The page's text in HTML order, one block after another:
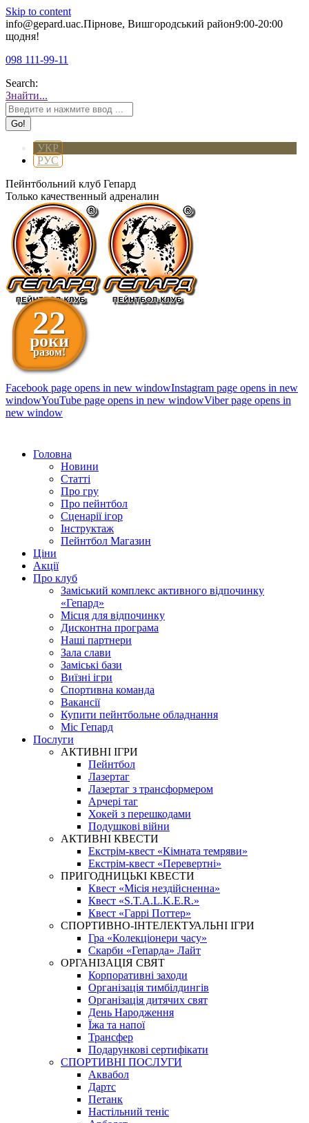
Skip to content
info@gepard.uaс.Пірнове, Вишгородський район9:00-20:00
щодня!
098 111-99-11
Search:
Знайти...
УКР
РУС
Пейнтбольний клуб Гепард
Только качественный адреналин
22
роки
разом!
Facebook page opens in new windowInstagram page opens in new
windowYouTube page opens in new windowViber page opens in
new window
Головна
Новини
Статті
Про гру
Про пейнтбол
Сценарії ігор
Інструктаж
Пейнтбол Магазин
Ціни
Акції
Про клуб
Заміський комплекс активного відпочинку
«Гепард»
Місця для відпочинку
Дисконтна програма
Наші партнери
Зала слави
Заміські бази
Виїзні ігри
Спортивна команда
Вакансії
Купити пейнтбольне обладнання
Міс Гепард
Послуги
АКТИВНІ ІГРИ
Пейнтбол
Лазертаг
Лазертаг з трансформером
Арчері таг
Хокей з перешкодами
Подушкові війни
АКТИВНІ КВЕСТИ
Екстрім-квест «Кімната темряви»
Екстрім-квест «Перевертні»
ПРИГОДНИЦЬКІ КВЕСТИ
Квест «Місія нездійсненна»
Квест «S.T.A.L.K.E.R.»
Квест «Гаррі Поттер»
СПОРТИВНО-ІНТЕЛЕКТУАЛЬНІ ІГРИ
Гра «Колекціонери часу»
Скарби «Гепарда» Лайт
ОРГАНІЗАЦІЯ СВЯТ
Корпоративні заходи
Організація тимбілдингів
Організація дитячих свят
День Народження
Їжа та напої
Трансфер
Подарункові сертифікати
СПОРТИВНІ ПОСЛУГИ
Аквабол
Дартс
Петанк
Настільний теніс